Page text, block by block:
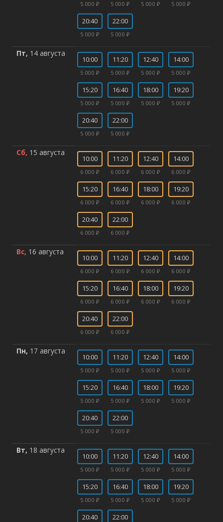
5 000 ₽ 5 000 ₽ 5 000 ₽ 5 000 ₽
20:40
5 000 ₽
22:00
5 000 ₽
Пт, 14 августа
10:00
5 000 ₽
11:20
5 000 ₽
12:40
5 000 ₽
14:00
5 000 ₽
15:20
5 000 ₽
16:40
5 000 ₽
18:00
5 000 ₽
19:20
5 000 ₽
20:40
5 000 ₽
22:00
5 000 ₽
Сб, 15 августа
10:00
6 000 ₽
11:20
6 000 ₽
12:40
6 000 ₽
14:00
6 000 ₽
15:20
6 000 ₽
16:40
6 000 ₽
18:00
6 000 ₽
19:20
6 000 ₽
20:40
6 000 ₽
22:00
6 000 ₽
Вс, 16 августа
10:00
6 000 ₽
11:20
6 000 ₽
12:40
6 000 ₽
14:00
6 000 ₽
15:20
6 000 ₽
16:40
6 000 ₽
18:00
6 000 ₽
19:20
6 000 ₽
20:40
6 000 ₽
22:00
6 000 ₽
Пн, 17 августа
10:00
5 000 ₽
11:20
5 000 ₽
12:40
5 000 ₽
14:00
5 000 ₽
15:20
5 000 ₽
16:40
5 000 ₽
18:00
5 000 ₽
19:20
5 000 ₽
20:40
5 000 ₽
22:00
5 000 ₽
Вт, 18 августа
10:00
5 000 ₽
11:20
5 000 ₽
12:40
5 000 ₽
14:00
5 000 ₽
15:20
5 000 ₽
16:40
5 000 ₽
18:00
5 000 ₽
19:20
5 000 ₽
20:40 22:00